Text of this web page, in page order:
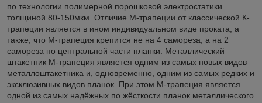
по технологии полимерной порошковой электростатики
толщиной 80-150мкм. Отличие М-трапеции от классической К-
трапеции является в ином индивидуальном виде проката, а
также, что М-трапеция крепится не на 4 самореза, а на 2
самореза по центральной части планки. Металлический
штакетник М-трапеция является одним из самых новых видов
металлоштакетника и, одновременно, одним из самых редких и
эксклюзивных видов планок. При этом М-трапеция является
одной из самых надёжных по жёсткости планок металлического